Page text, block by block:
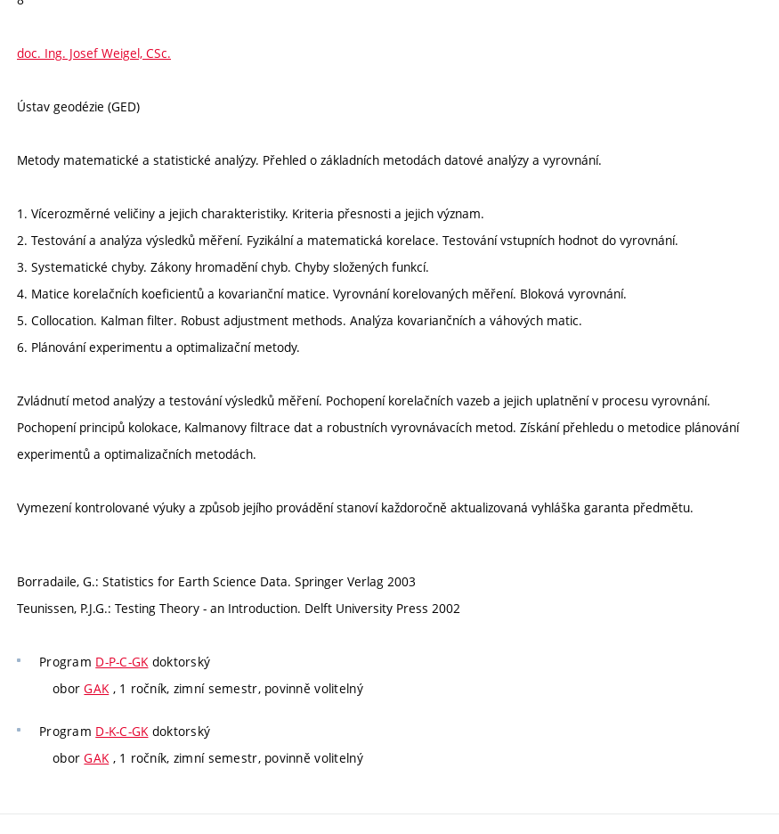
doc. Ing. Josef Weigel, CSc.
Ústav geodézie (GED)
Metody matematické a statistické analýzy. Přehled o základních metodách datové analýzy a vyrovnání.
1. Vícerozměrné veličiny a jejich charakteristiky. Kriteria přesnosti a jejich význam.
2. Testování a analýza výsledků měření. Fyzikální a matematická korelace. Testování vstupních hodnot do vyrovnání.
3. Systematické chyby. Zákony hromadění chyb. Chyby složených funkcí.
4. Matice korelačních koeficientů a kovarianční matice. Vyrovnání korelovaných měření. Bloková vyrovnání.
5. Collocation. Kalman filter. Robust adjustment methods. Analýza kovariančních a váhových matic.
6. Plánování experimentu a optimalizační metody.
Zvládnutí metod analýzy a testování výsledků měření. Pochopení korelačních vazeb a jejich uplatnění v procesu vyrovnání.
Pochopení principů kolokace, Kalmanovy filtrace dat a robustních vyrovnávacích metod. Získání přehledu o metodice plánování
experimentů a optimalizačních metodách.
Vymezení kontrolované výuky a způsob jejího provádění stanoví každoročně aktualizovaná vyhláška garanta předmětu.
Borradaile, G.: Statistics for Earth Science Data. Springer Verlag 2003
Teunissen, P.J.G.: Testing Theory - an Introduction. Delft University Press 2002
Program D-P-C-GKdoktorský
oborGAK, 1 ročník, zimní semestr, povinně volitelný
Program D-K-C-GK doktorský
oborGAK , 1 ročník, zimní semestr, povinně volitelný